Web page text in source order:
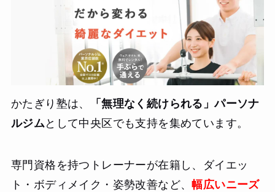
かたぎり塾は、
「無理なく続けられる」パーソナ
ルジムとして中央区でも支持を集めています。
専門資格を持つトレーナーが在籍し、ダイエッ
ト・ボディメイク・姿勢改善など、幅広いニーズ